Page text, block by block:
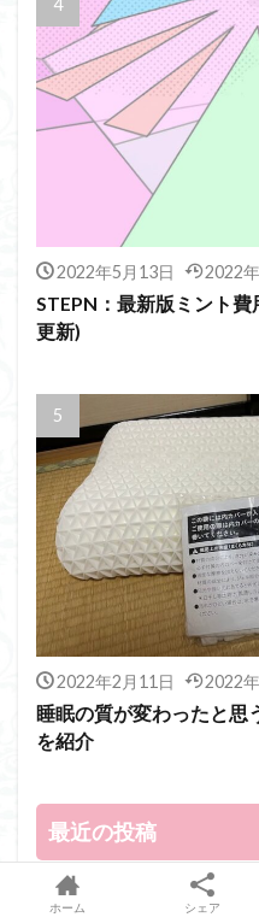
2022年5月13日 2022
STEPN：最新版ミント
更新)
2022年2月11日 2022
睡眠の質が変わったと
を紹介
最近の投稿
神流川の鮎釣り：今年最後
ホーム シェア